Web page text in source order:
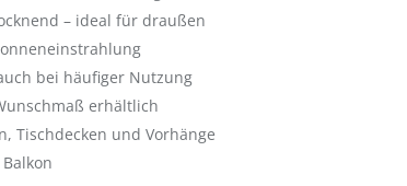
– ideal für draußen
bei häufiger Nutzung
erhältlich
Tischdecken und Vorhänge